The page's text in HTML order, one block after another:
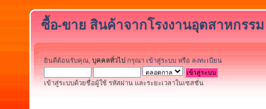
ซื้อ-ขาย สินค้าจากโรงงานอุตสาหกรร
ยินดีต้อนรับคุณ, บุคคลทั่วไป กรุณา เข้าสู่ระบบ หรือ ลงทะเบียน
เข้าสู่ระบบด้วยชื่อผู้ใช้ รหัสผ่าน และระยะเวลาในเซสชั่น